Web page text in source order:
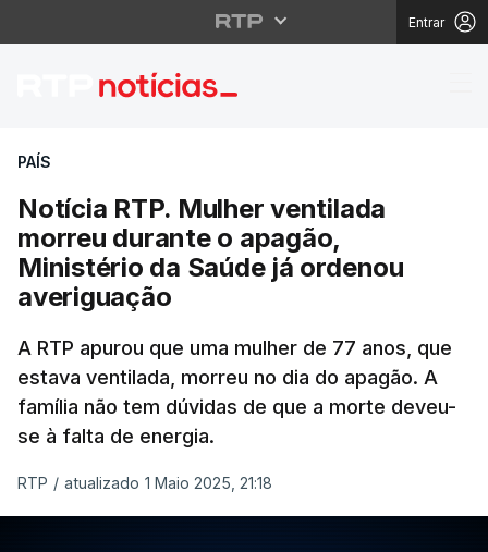
Entrar
Notícia RTP. Mulher
PAÍS
Notícia RTP. Mulher ventilada
morreu durante o apagão,
Ministério da Saúde já ordenou
averiguação
A RTP apurou que uma mulher de 77 anos, que
estava ventilada, morreu no dia do apagão. A
família não tem dúvidas de que a morte deveu-
se à falta de energia.
RTP / atualizado 1 Maio 2025, 21:18